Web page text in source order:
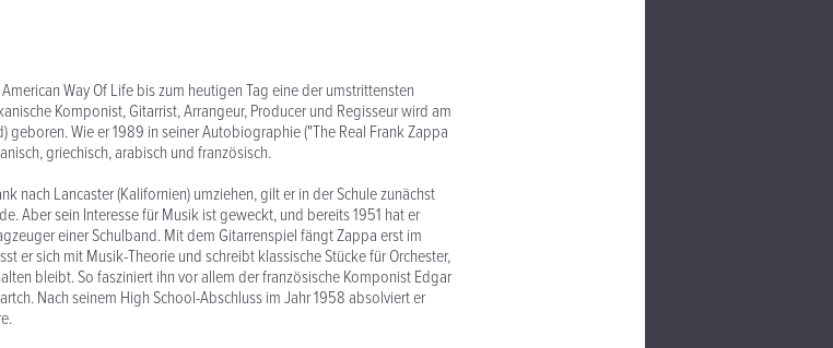
Way Of Life bis zum heutigen Tag eine der umstrittensten
Komponist, Gitarrist, Arrangeur, Producer und Regisseur wird am
geboren. Wie er 1989 in seiner Autobiographie ("The Real Frank Zappa
griechisch, arabisch und französisch.
nach Lancaster (Kalifornien) umziehen, gilt er in der Schule zunächst
Aber sein Interesse für Musik ist geweckt, und bereits 1951 hat er
einer Schulband. Mit dem Gitarrenspiel fängt Zappa erst im
er sich mit Musik-Theorie und schreibt klassische Stücke für Orchester,
bleibt. So fasziniert ihn vor allem der französische Komponist Edgar
Nach seinem High School-Abschluss im Jahr 1958 absolviert er